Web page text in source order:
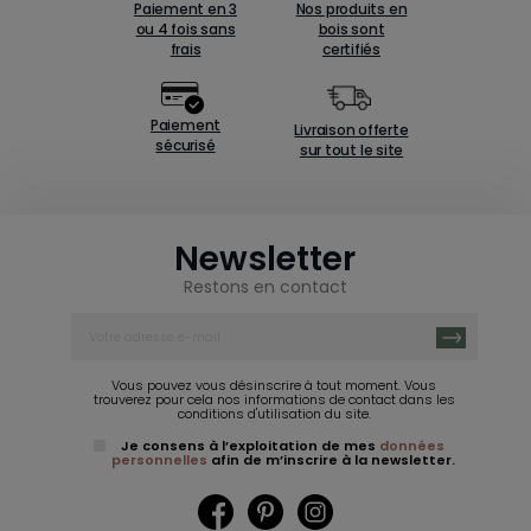
Paiement en 3
ou 4 fois sans
frais
Nos produits en
bois sont
certifiés
Paiement
sécurisé
Livraison offerte
sur tout le site
Newsletter
Restons en contact
Vous pouvez vous désinscrire à tout moment. Vous
trouverez pour cela nos informations de contact dans les
conditions d'utilisation du site.
Je consens à l’exploitation de mes données
personnelles afin de m’inscrire à la newsletter.
FacebookPinterest